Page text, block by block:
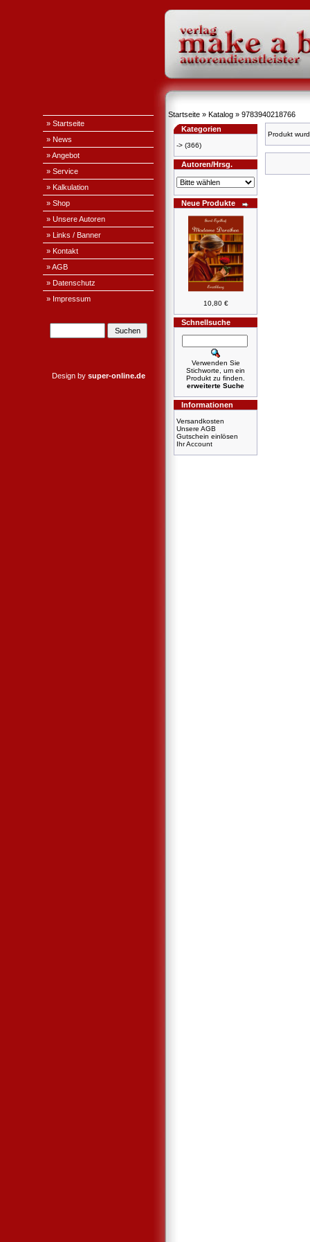
» Startseite
» News
» Angebot
» Service
» Kalkulation
» Shop
» Unsere Autoren
» Links / Banner
» Kontakt
» AGB
» Datenschutz
» Impressum
Design by super-online.de
Startseite » Katalog » 9783940218766
Kategorien
-> (366)
Autoren/Hrsg.
Neue Produkte
10,80 €
Schnellsuche
Verwenden Sie
Stichworte, um ein
Produkt zu finden.
erweiterte Suche
Informationen
Versandkosten
Unsere AGB
Gutschein einlösen
Ihr Account
Produkt